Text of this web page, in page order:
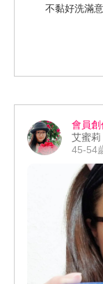
推抹清爽不黏
水防汗遇水不
下每隔2~3小
不黏好洗滿
會員創
艾蜜莉
45-54